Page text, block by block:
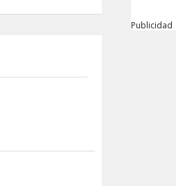
Publicidad